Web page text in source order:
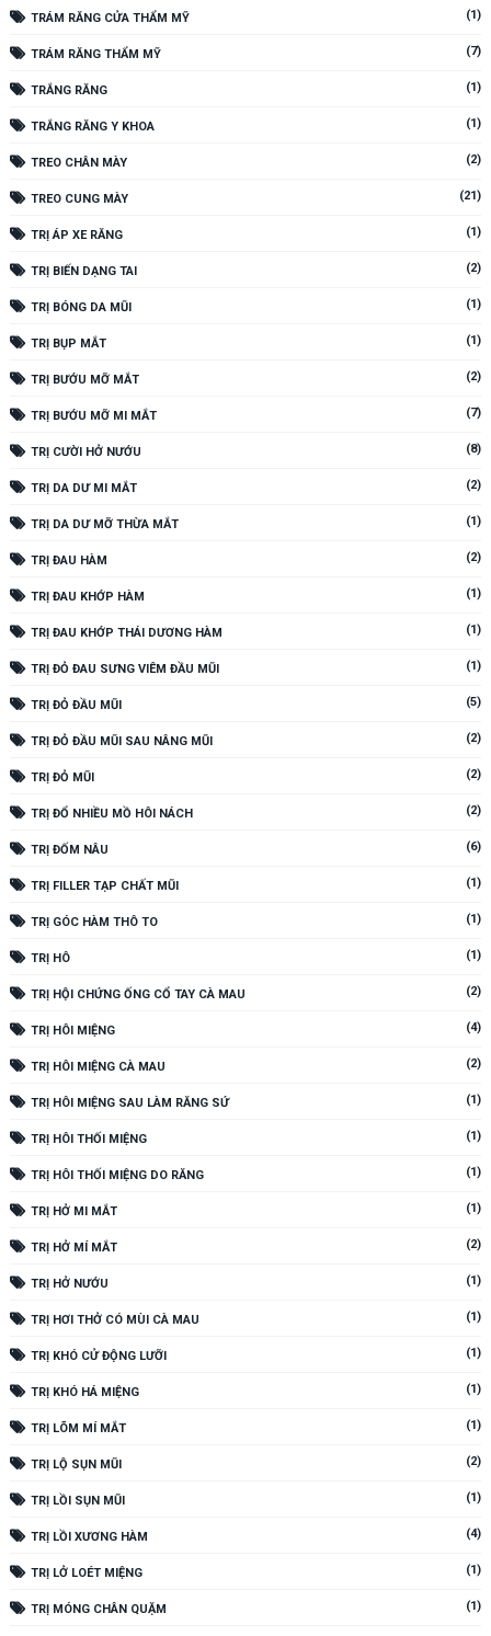
TRÁM RĂNG CỬA THẨM MỸ (1)
TRÁM RĂNG THẨM MỸ (7)
TRẮNG RĂNG (1)
TRẮNG RĂNG Y KHOA (1)
TREO CHÂN MÀY (2)
TREO CUNG MÀY (21)
TRỊ ÁP XE RĂNG (1)
TRỊ BIẾN DẠNG TAI (2)
TRỊ BÓNG DA MŨI (1)
TRỊ BỤP MẮT (1)
TRỊ BƯỚU MỠ MẮT (2)
TRỊ BƯỚU MỠ MI MẮT (7)
TRỊ CƯỜI HỞ NƯỚU (8)
TRỊ DA DƯ MI MẮT (2)
TRỊ DA DƯ MỠ THỪA MẮT (1)
TRỊ ĐAU HÀM (2)
TRỊ ĐAU KHỚP HÀM (1)
TRỊ ĐAU KHỚP THÁI DƯƠNG HÀM (1)
TRỊ ĐỎ ĐAU SƯNG VIÊM ĐẦU MŨI (1)
TRỊ ĐỎ ĐẦU MŨI (5)
TRỊ ĐỎ ĐẦU MŨI SAU NÂNG MŨI (2)
TRỊ ĐỎ MŨI (2)
TRỊ ĐỔ NHIỀU MỒ HÔI NÁCH (2)
TRỊ ĐỐM NÂU (6)
TRỊ FILLER TẠP CHẤT MŨI (1)
TRỊ GÓC HÀM THÔ TO (1)
TRỊ HÔ (1)
TRỊ HỘI CHỨNG ỐNG CỔ TAY CÀ MAU (2)
TRỊ HÔI MIỆNG (4)
TRỊ HÔI MIỆNG CÀ MAU (2)
TRỊ HÔI MIỆNG SAU LÀM RĂNG SỨ (1)
TRỊ HÔI THỐI MIỆNG (1)
TRỊ HÔI THỐI MIỆNG DO RĂNG (1)
TRỊ HỞ MI MẮT (1)
TRỊ HỞ MÍ MẮT (2)
TRỊ HỞ NƯỚU (1)
TRỊ HƠI THỞ CÓ MÙI CÀ MAU (1)
TRỊ KHÓ CỬ ĐỘNG LƯỠI (1)
TRỊ KHÓ HÁ MIỆNG (1)
TRỊ LÕM MÍ MẮT (1)
TRỊ LỘ SỤN MŨI (2)
TRỊ LỒI SỤN MŨI (1)
TRỊ LỒI XƯƠNG HÀM (4)
TRỊ LỞ LOÉT MIỆNG (1)
TRỊ MÓNG CHÂN QUẶM (1)